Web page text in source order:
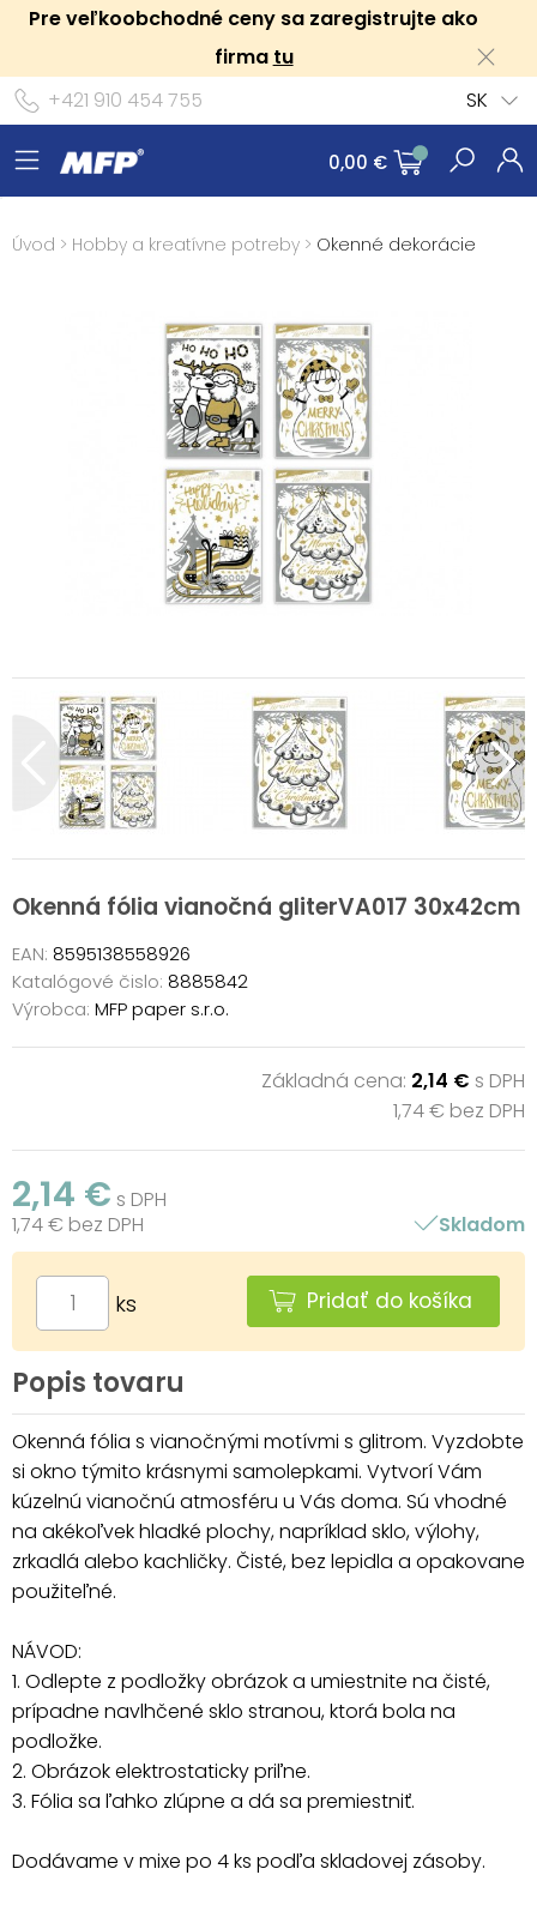
Pre veľkoobchodné ceny sa zaregistrujte ako
firma tu
+421 910 454 755
SK
0,00 €
Úvod > Hobby a kreatívne potreby > Okenné dekorácie
Okenná fólia vianočná gliterVA017 30x42cm
EAN: 8595138558926
Katalógové čislo: 8885842
Výrobca: MFP paper s.r.o.
Základná cena: 2,14 € s DPH
1,74 € bez DPH
2,14 € s DPH
1,74 € bez DPH
Skladom
ks Pridať do košíka
Popis tovaru
Okenná fólia s vianočnými motívmi s glitrom. Vyzdobte
si okno týmito krásnymi samolepkami. Vytvorí Vám
kúzelnú vianočnú atmosféru u Vás doma. Sú vhodné
na akékoľvek hladké plochy, napríklad sklo, výlohy,
zrkadlá alebo kachličky. Čisté, bez lepidla a opakovane
použiteľné.
NÁVOD:
1. Odlepte z podložky obrázok a umiestnite na čisté,
prípadne navlhčené sklo stranou, ktorá bola na
podložke.
2. Obrázok elektrostaticky priľne.
3. Fólia sa ľahko zlúpne a dá sa premiestniť.
Dodávame v mixe po 4 ks podľa skladovej zásoby.